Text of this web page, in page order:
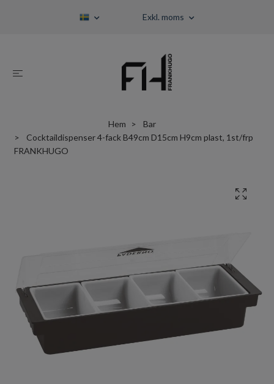
Exkl. moms
Hem
Bar
Cocktaildispenser 4-fack B49cm D15cm H9cm plast, 1st/frp
FRANKHUGO